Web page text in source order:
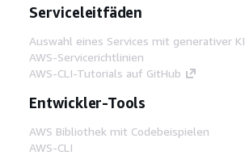
Serviceleitfäden
Auswahl eines Services mit generativer KI
AWS-Servicerichtlinien
AWS-CLI-Tutorials auf GitHub
Entwickler-Tools
AWS Bibliothek mit Codebeispielen
AWS-CLI